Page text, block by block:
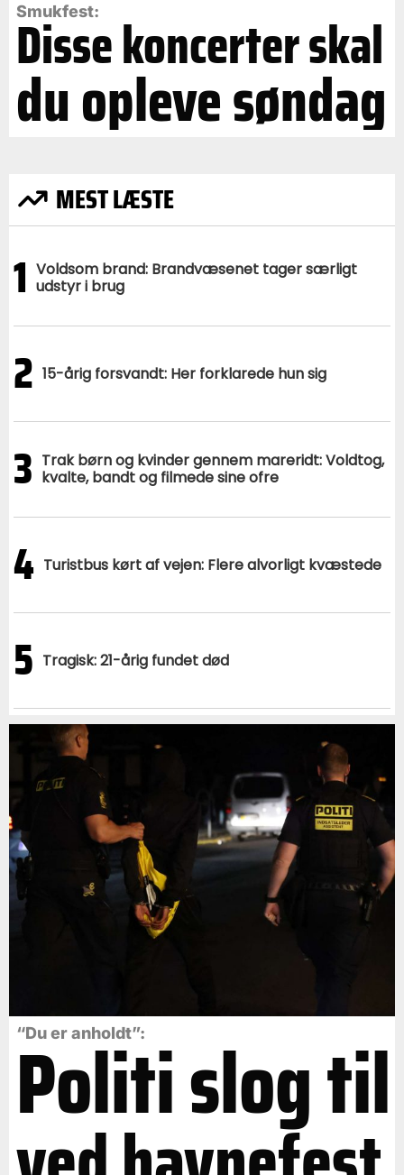
Smukfest:
Disse koncerter skal
du opleve søndag
MEST LÆSTE
1 Voldsom brand: Brandvæsenet tager særligt
udstyr i brug
2 15-årig forsvandt: Her forklarede hun sig
3 Trak børn og kvinder gennem mareridt: Voldtog,
kvalte, bandt og filmede sine ofre
4 Turistbus kørt af vejen: Flere alvorligt kvæstede
5 Tragisk: 21-årig fundet død
“Du er anholdt”:
Politi slog til